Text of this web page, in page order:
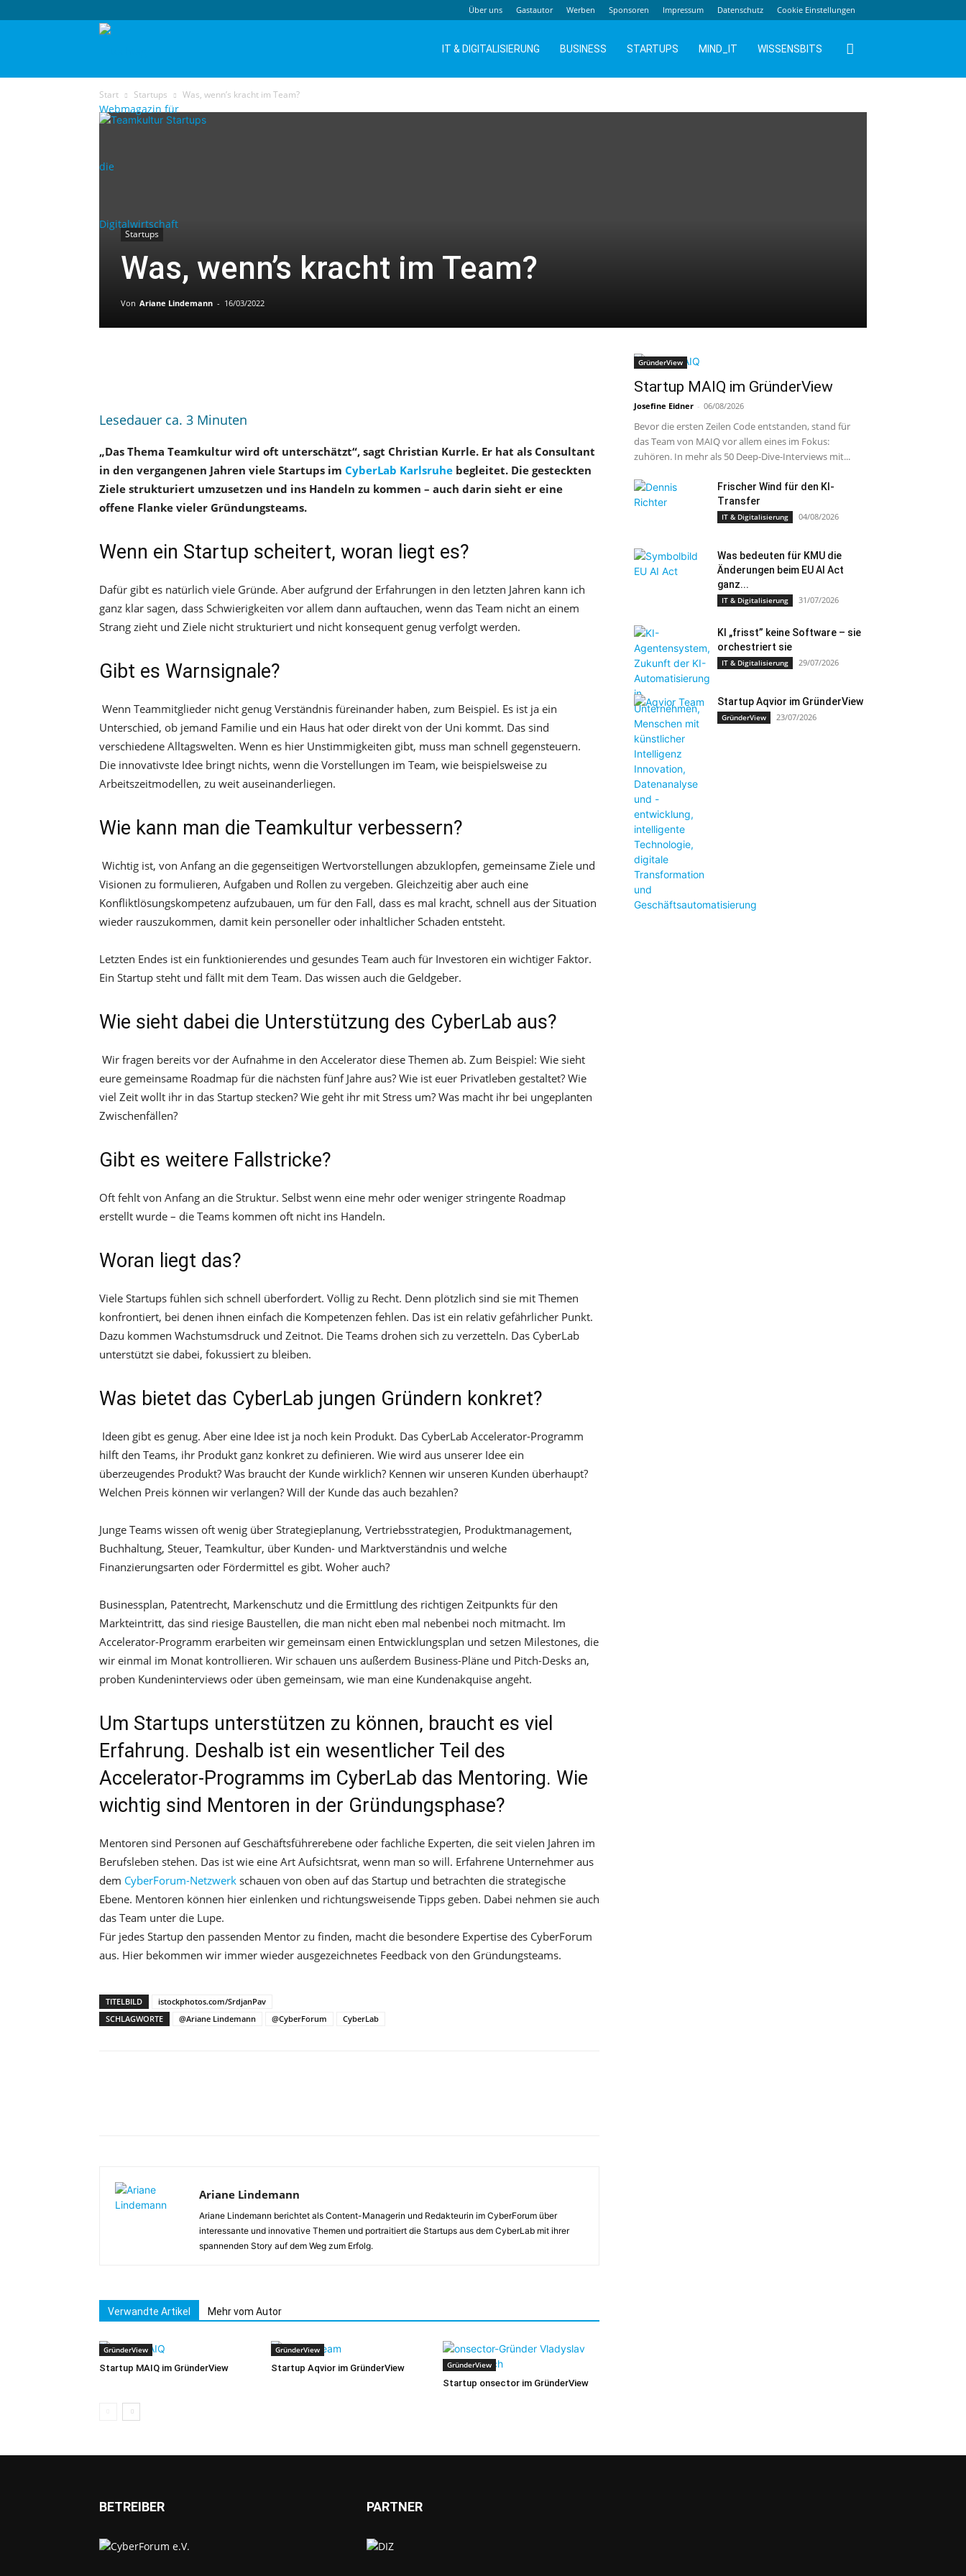
Über uns Gastautor Werben Sponsoren Impressum Datenschutz Cookie Einstellungen
IT & DIGITALISIERUNG BUSINESS STARTUPS MIND_IT WISSENSBITS
Start Startups Was, wenn’s kracht im Team?
Startups
Was, wenn’s kracht im Team?
Von Ariane Lindemann - 16/03/2022
Lesedauer ca. 3 Minuten
„Das Thema Teamkultur wird oft unterschätzt“, sagt Christian Kurrle. Er hat als Consultant
in den vergangenen Jahren viele Startups im CyberLab Karlsruhe begleitet. Die gesteckten
Ziele strukturiert umzusetzen und ins Handeln zu kommen – auch darin sieht er eine
offene Flanke vieler Gründungsteams.
Wenn ein Startup scheitert, woran liegt es?
Dafür gibt es natürlich viele Gründe. Aber aufgrund der Erfahrungen in den letzten Jahren kann ich
ganz klar sagen, dass Schwierigkeiten vor allem dann auftauchen, wenn das Team nicht an einem
Strang zieht und Ziele nicht strukturiert und nicht konsequent genug verfolgt werden.
Gibt es Warnsignale?
Wenn Teammitglieder nicht genug Verständnis füreinander haben, zum Beispiel. Es ist ja ein
Unterschied, ob jemand Familie und ein Haus hat oder direkt von der Uni kommt. Das sind
verschiedene Alltagswelten. Wenn es hier Unstimmigkeiten gibt, muss man schnell gegensteuern.
Die innovativste Idee bringt nichts, wenn die Vorstellungen im Team, wie beispielsweise zu
Arbeitszeitmodellen, zu weit auseinanderliegen.
Wie kann man die Teamkultur verbessern?
Wichtig ist, von Anfang an die gegenseitigen Wertvorstellungen abzuklopfen, gemeinsame Ziele und
Visionen zu formulieren, Aufgaben und Rollen zu vergeben. Gleichzeitig aber auch eine
Konfliktlösungskompetenz aufzubauen, um für den Fall, dass es mal kracht, schnell aus der Situation
wieder rauszukommen, damit kein personeller oder inhaltlicher Schaden entsteht.
Letzten Endes ist ein funktionierendes und gesundes Team auch für Investoren ein wichtiger Faktor.
Ein Startup steht und fällt mit dem Team. Das wissen auch die Geldgeber.
Wie sieht dabei die Unterstützung des CyberLab aus?
Wir fragen bereits vor der Aufnahme in den Accelerator diese Themen ab. Zum Beispiel: Wie sieht
eure gemeinsame Roadmap für die nächsten fünf Jahre aus? Wie ist euer Privatleben gestaltet? Wie
viel Zeit wollt ihr in das Startup stecken? Wie geht ihr mit Stress um? Was macht ihr bei ungeplanten
Zwischenfällen?
Gibt es weitere Fallstricke?
Oft fehlt von Anfang an die Struktur. Selbst wenn eine mehr oder weniger stringente Roadmap
erstellt wurde – die Teams kommen oft nicht ins Handeln.
Woran liegt das?
Viele Startups fühlen sich schnell überfordert. Völlig zu Recht. Denn plötzlich sind sie mit Themen
konfrontiert, bei denen ihnen einfach die Kompetenzen fehlen. Das ist ein relativ gefährlicher Punkt.
Dazu kommen Wachstumsdruck und Zeitnot. Die Teams drohen sich zu verzetteln. Das CyberLab
unterstützt sie dabei, fokussiert zu bleiben.
Was bietet das CyberLab jungen Gründern konkret?
Ideen gibt es genug. Aber eine Idee ist ja noch kein Produkt. Das CyberLab Accelerator-Programm
hilft den Teams, ihr Produkt ganz konkret zu definieren. Wie wird aus unserer Idee ein
überzeugendes Produkt? Was braucht der Kunde wirklich? Kennen wir unseren Kunden überhaupt?
Welchen Preis können wir verlangen? Will der Kunde das auch bezahlen?
Junge Teams wissen oft wenig über Strategieplanung, Vertriebsstrategien, Produktmanagement,
Buchhaltung, Steuer, Teamkultur, über Kunden- und Marktverständnis und welche
Finanzierungsarten oder Fördermittel es gibt. Woher auch?
Businessplan, Patentrecht, Markenschutz und die Ermittlung des richtigen Zeitpunkts für den
Markteintritt, das sind riesige Baustellen, die man nicht eben mal nebenbei noch mitmacht. Im
Accelerator-Programm erarbeiten wir gemeinsam einen Entwicklungsplan und setzen Milestones, die
wir einmal im Monat kontrollieren. Wir schauen uns außerdem Business-Pläne und Pitch-Desks an,
proben Kundeninterviews oder üben gemeinsam, wie man eine Kundenakquise angeht.
Um Startups unterstützen zu können, braucht es viel
Erfahrung. Deshalb ist ein wesentlicher Teil des
Accelerator-Programms im CyberLab das Mentoring. Wie
wichtig sind Mentoren in der Gründungsphase?
Mentoren sind Personen auf Geschäftsführerebene oder fachliche Experten, die seit vielen Jahren im
Berufsleben stehen. Das ist wie eine Art Aufsichtsrat, wenn man so will. Erfahrene Unternehmer aus
dem CyberForum-Netzwerk schauen von oben auf das Startup und betrachten die strategische
Ebene. Mentoren können hier einlenken und richtungsweisende Tipps geben. Dabei nehmen sie auch
das Team unter die Lupe.
Für jedes Startup den passenden Mentor zu finden, macht die besondere Expertise des CyberForum
aus. Hier bekommen wir immer wieder ausgezeichnetes Feedback von den Gründungsteams.
TITELBILD
istockphotos.com/SrdjanPav
SCHLAGWORTE
@Ariane Lindemann @CyberForum CyberLab
Ariane Lindemann
Ariane Lindemann berichtet als Content-Managerin und Redakteurin im CyberForum über
interessante und innovative Themen und portraitiert die Startups aus dem CyberLab mit ihrer
spannenden Story auf dem Weg zum Erfolg.
Verwandte Artikel Mehr vom Autor
GründerView
Startup MAIQ im GründerView
GründerView
Startup Aqvior im GründerView GründerView
Startup onsector im GründerView
GründerView
Startup MAIQ im GründerView
Josefine Eidner - 06/08/2026
Bevor die ersten Zeilen Code entstanden, stand für
das Team von MAIQ vor allem eines im Fokus:
zuhören. In mehr als 50 Deep-Dive-Interviews mit...
Frischer Wind für den KI-
Transfer
IT & Digitalisierung 04/08/2026
Was bedeuten für KMU die
Änderungen beim EU AI Act
ganz...
IT & Digitalisierung 31/07/2026
KI „frisst” keine Software – sie
orchestriert sie
IT & Digitalisierung 29/07/2026
Startup Aqvior im GründerView
GründerView 23/07/2026
BETREIBER PARTNER